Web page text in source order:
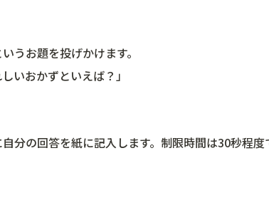
お題を投げかけます。
いおかずといえば？」
分の回答を紙に記入します。制限時間は30秒程度